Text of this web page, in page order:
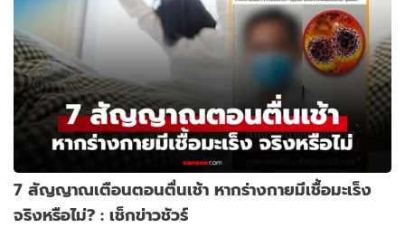
7 สัญญาณเตือนตอนตื่นเช้า หากร่างกายมีเชื้อมะเร็ง
จริงหรือไม่? : เช็กข่าวชัวร์